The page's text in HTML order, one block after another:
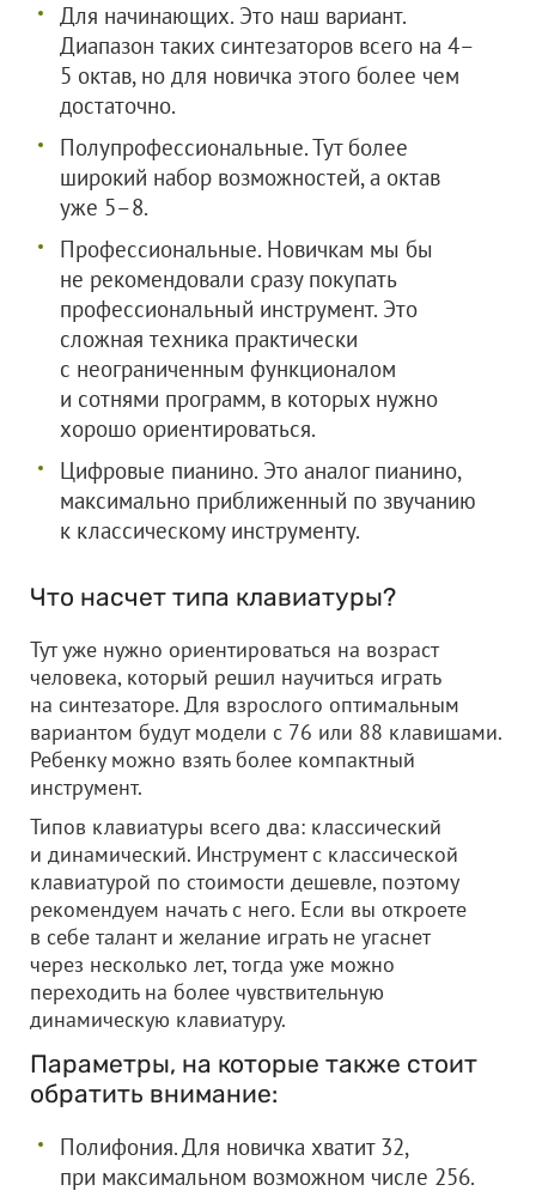
Для начинающих. Это наш вариант.
Диапазон таких синтезаторов всего на 4–
5 октав, но для новичка этого более чем
достаточно.
Полупрофессиональные. Тут более
широкий набор возможностей, а октав
уже 5–8.
Профессиональные. Новичкам мы бы
не рекомендовали сразу покупать
профессиональный инструмент. Это
сложная техника практически
с неограниченным функционалом
и сотнями программ, в которых нужно
хорошо ориентироваться.
Цифровые пианино. Это аналог пианино,
максимально приближенный по звучанию
к классическому инструменту.
Что насчет типа клавиатуры?
Тут уже нужно ориентироваться на возраст
человека, который решил научиться играть
на синтезаторе. Для взрослого оптимальным
вариантом будут модели с 76 или 88 клавишами.
Ребенку можно взять более компактный
инструмент.
Типов клавиатуры всего два: классический
и динамический. Инструмент с классической
клавиатурой по стоимости дешевле, поэтому
рекомендуем начать с него. Если вы откроете
в себе талант и желание играть не угаснет
через несколько лет, тогда уже можно
переходить на более чувствительную
динамическую клавиатуру.
Параметры, на которые также стоит
обратить внимание:
Полифония. Для новичка хватит 32,
при максимальном возможном числе 256.